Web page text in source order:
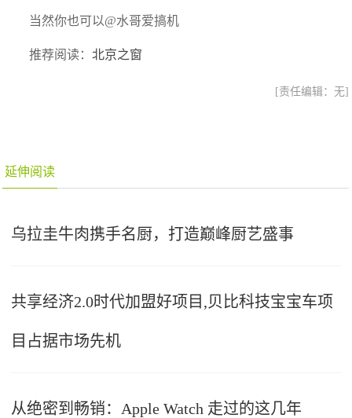
当然你也可以@水哥爱搞机
推荐阅读：北京之窗
[责任编辑：无]
延伸阅读
乌拉圭牛肉携手名厨，打造巅峰厨艺盛事
共享经济2.0时代加盟好项目,贝比科技宝宝车项
目占据市场先机
从绝密到畅销：Apple Watch 走过的这几年